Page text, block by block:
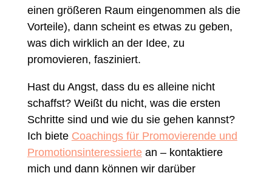
einen größeren Raum eingenommen als die
Vorteile), dann scheint es etwas zu geben,
was dich wirklich an der Idee, zu
promovieren, fasziniert.
Hast du Angst, dass du es alleine nicht
schaffst? Weißt du nicht, was die ersten
Schritte sind und wie du sie gehen kannst?
Ich biete Coachings für Promovierende und
Promotionsinteressiertean – kontaktiere
mich und dann können wir darüber